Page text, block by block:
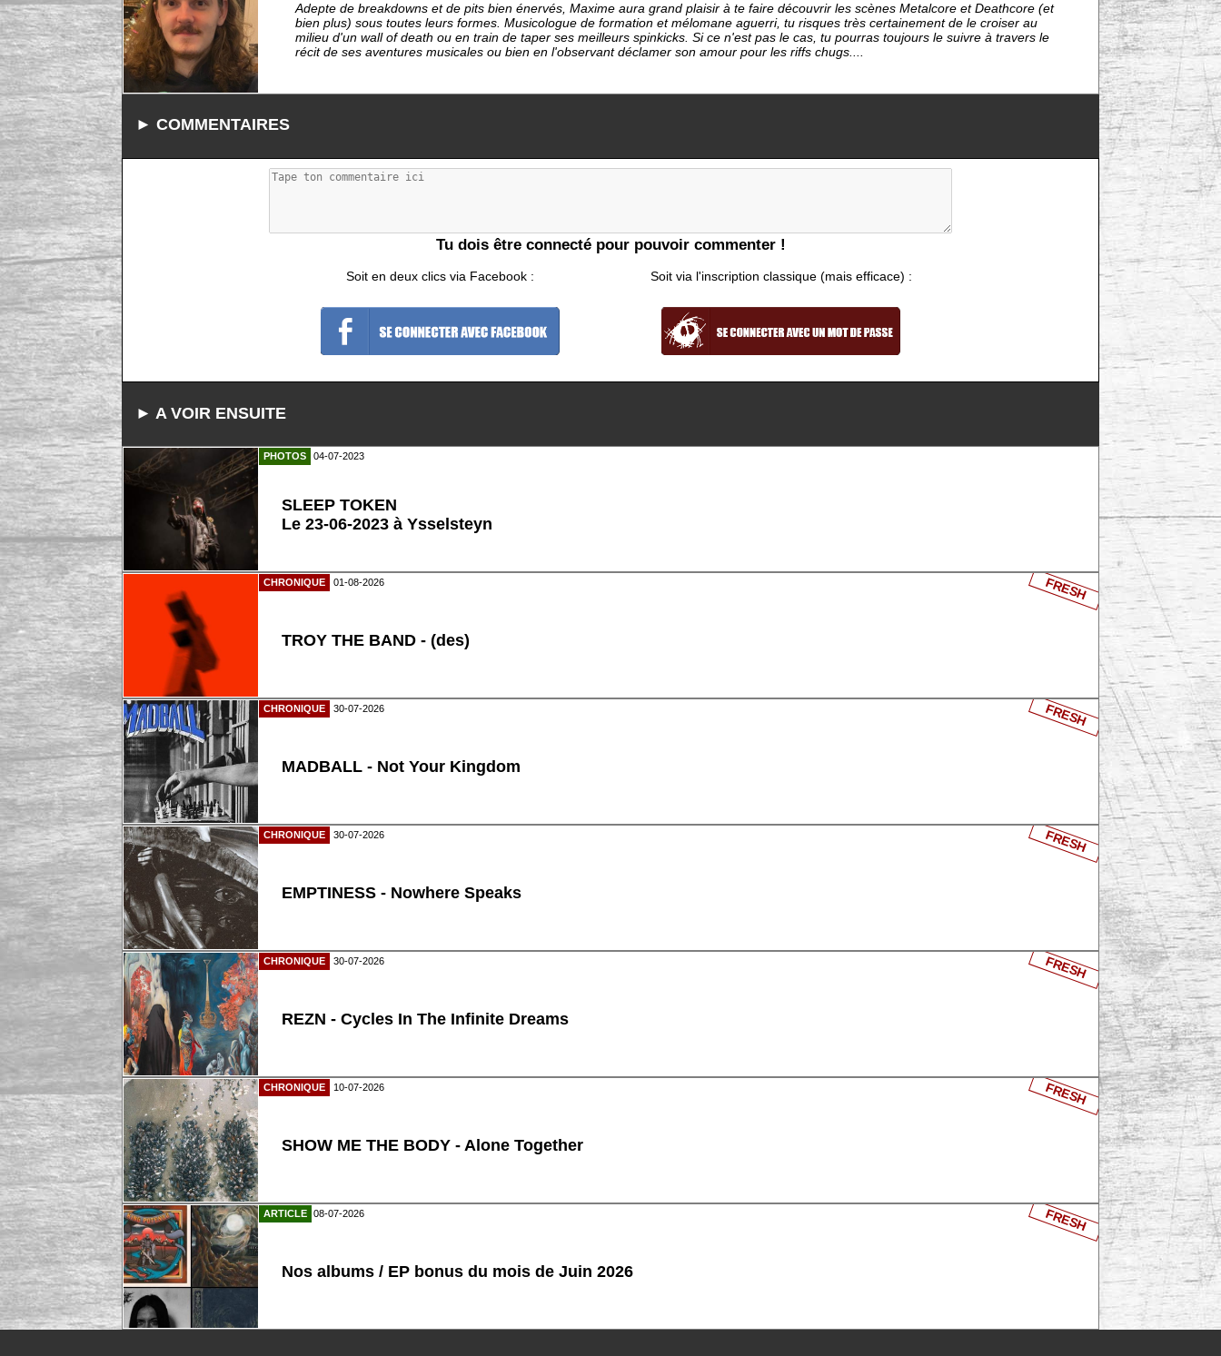
Adepte de breakdowns et de pits bien énervés, Maxime aura grand plaisir à te faire découvrir les scènes Metalcore et Deathcore (et
bien plus) sous toutes leurs formes. Musicologue de formation et mélomane aguerri, tu risques très certainement de le croiser au
milieu d'un wall of death ou en train de taper ses meilleurs spinkicks. Si ce n'est pas le cas, tu pourras toujours le suivre à travers le
récit de ses aventures musicales ou bien en l'observant déclamer son amour pour les riffs chugs....
► COMMENTAIRES
Tu dois être connecté pour pouvoir commenter !
Soit en deux clics via Facebook : Soit via l'inscription classique (mais efficace) :
► A VOIR ENSUITE
PHOTOS 04-07-2023
SLEEP TOKEN
Le 23-06-2023 à Ysselsteyn
CHRONIQUE 01-08-2026
TROY THE BAND - (des)
FRESH
CHRONIQUE 30-07-2026
MADBALL - Not Your Kingdom
FRESH
CHRONIQUE 30-07-2026
EMPTINESS - Nowhere Speaks
FRESH
CHRONIQUE 30-07-2026
REZN - Cycles In The Infinite Dreams
FRESH
CHRONIQUE 10-07-2026
SHOW ME THE BODY - Alone Together
FRESH
ARTICLE 08-07-2026
Nos albums / EP bonus du mois de Juin 2026
FRESH